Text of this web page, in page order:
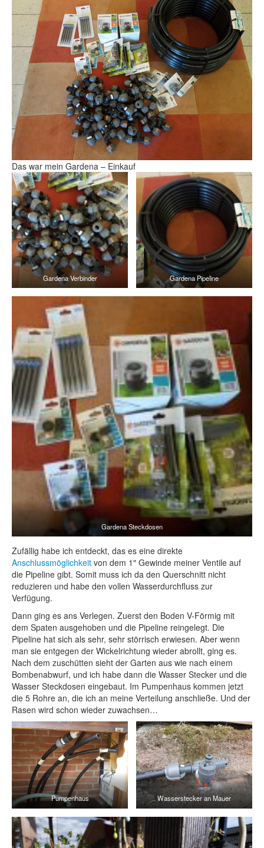
Das war mein Gardena – Einkauf
Gardena Verbinder Gardena Pipeline
Gardena Steckdosen
Zufällig habe ich entdeckt, das es eine direkte
Anschlussmöglichkeit von dem 1″ Gewinde meiner Ventile auf
die Pipeline gibt. Somit muss ich da den Querschnitt nicht
reduzieren und habe den vollen Wasserdurchfluss zur
Verfügung.
Dann ging es ans Verlegen. Zuerst den Boden V-Förmig mit
dem Spaten ausgehoben und die Pipeline reingelegt. Die
Pipeline hat sich als sehr, sehr störrisch erwiesen. Aber wenn
man sie entgegen der Wickelrichtung wieder abrollt, ging es.
Nach dem zuschütten sieht der Garten aus wie nach einem
Bombenabwurf, und ich habe dann die Wasser Stecker und die
Wasser Steckdosen eingebaut. Im Pumpenhaus kommen jetzt
die 5 Rohre an, die ich an meine Verteilung anschließe. Und der
Rasen wird schon wieder zuwachsen…
Pumpenhaus Wasserstecker an Mauer